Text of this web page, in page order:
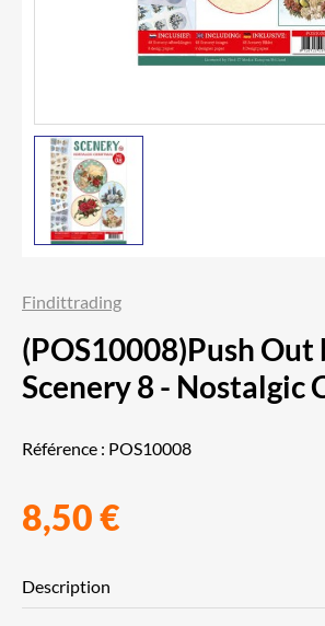
Findittrading
(POS10008)Push Out
Scenery 8 - Nostalgic
Référence : POS10008
8,50 €
Description